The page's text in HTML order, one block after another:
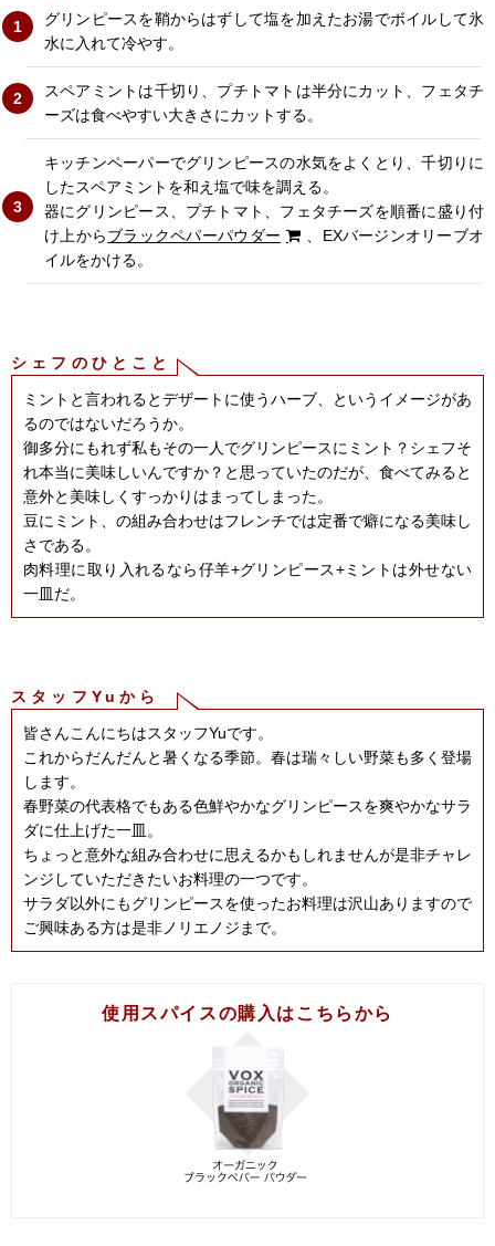
グリンピースを鞘からはずして塩を加えたお湯でボイルして氷
水に入れて冷やす。
スペアミントは千切り、プチトマトは半分にカット、フェタチ
ーズは食べやすい大きさにカットする。
キッチンペーパーでグリンピースの水気をよくとり、千切りに
したスペアミントを和え塩で味を調える。
器にグリンピース、プチトマト、フェタチーズを順番に盛り付
け上からブラックペパーパウダー
、EXバージンオリーブオ
イルをかける。
シェフのひとこと
ミントと言われるとデザートに使うハーブ、というイメージがあ
るのではないだろうか。
御多分にもれず私もその一人でグリンピースにミント？シェフそ
れ本当に美味しいんですか？と思っていたのだが、食べてみると
意外と美味しくすっかりはまってしまった。
豆にミント、の組み合わせはフレンチでは定番で癖になる美味し
さである。
肉料理に取り入れるなら仔羊+グリンピース+ミントは外せない
一皿だ。
スタッフYuから
皆さんこんにちはスタッフYuです。
これからだんだんと暑くなる季節。春は瑞々しい野菜も多く登場
します。
春野菜の代表格でもある色鮮やかなグリンピースを爽やかなサラ
ダに仕上げた一皿。
ちょっと意外な組み合わせに思えるかもしれませんが是非チャレ
ンジしていただきたいお料理の一つです。
サラダ以外にもグリンピースを使ったお料理は沢山ありますので
ご興味ある方は是非ノリエノジまで。
使用スパイスの購入はこちらから